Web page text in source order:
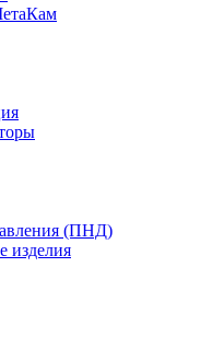
(ПНД)
изделия